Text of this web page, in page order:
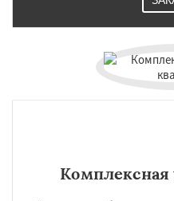
Комплексная